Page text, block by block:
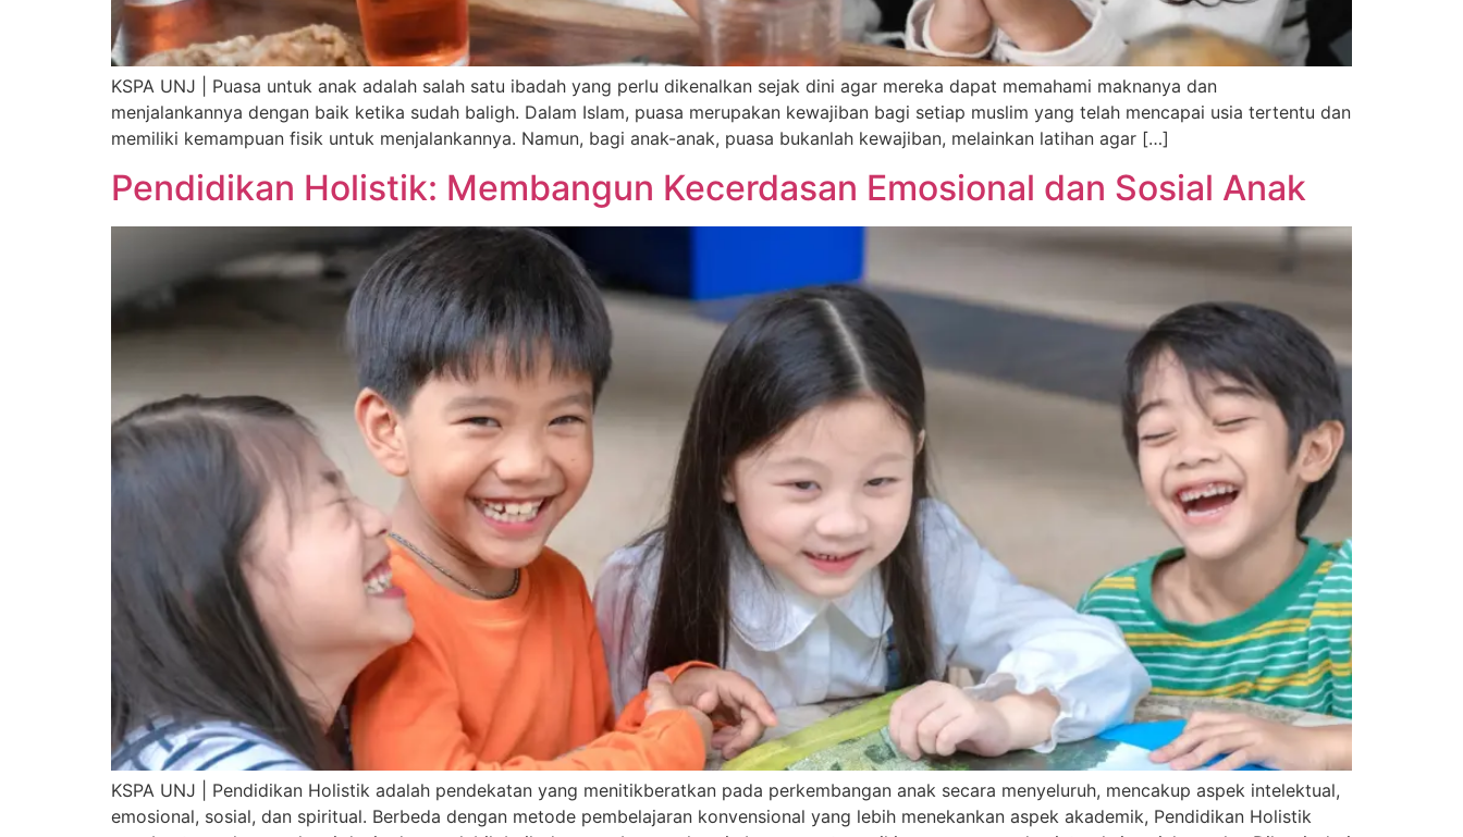
KSPA UNJ | Puasa untuk anak adalah salah satu ibadah yang perlu dikenalkan sejak dini agar mereka dapat memahami maknanya dan
menjalankannya dengan baik ketika sudah baligh. Dalam Islam, puasa merupakan kewajiban bagi setiap muslim yang telah mencapai usia tertentu dan
memiliki kemampuan fisik untuk menjalankannya. Namun, bagi anak-anak, puasa bukanlah kewajiban, melainkan latihan agar […]
Pendidikan Holistik: Membangun Kecerdasan Emosional dan Sosial Anak
KSPA UNJ | Pendidikan Holistik adalah pendekatan yang menitikberatkan pada perkembangan anak secara menyeluruh, mencakup aspek intelektual,
emosional, sosial, dan spiritual. Berbeda dengan metode pembelajaran konvensional yang lebih menekankan aspek akademik, Pendidikan Holistik